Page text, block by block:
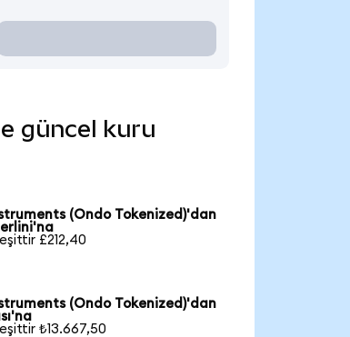
güncel kuru
(Ondo Tokenized)'dan
£212,40
(Ondo Tokenized)'dan
₺13.667,50